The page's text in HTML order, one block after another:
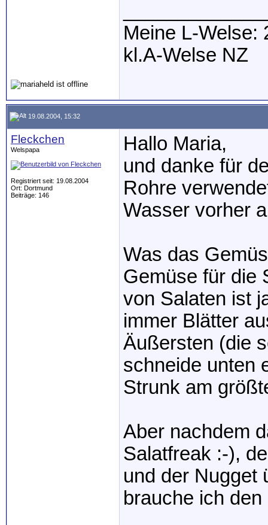
Meine L-Welse:
kl.A-Welse NZ
19.08.2004, 15:32
Fleckchen
Welspapa
Registriert seit: 19.08.2004
Ort: Dortmund
Beiträge: 146
Hallo Maria,
und danke für
Rohre
Wasser vorher
Was das
Gemüse für die
von Salaten ist
immer Blätter
Äußersten (die
schneide unten
Strunk am
Aber nachdem
Salatfreak :-),
und der Nugget
brauche ich